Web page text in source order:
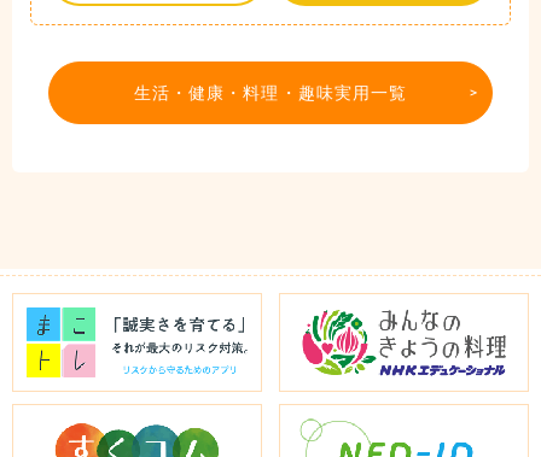
生活・健康・料理・趣味実用一覧